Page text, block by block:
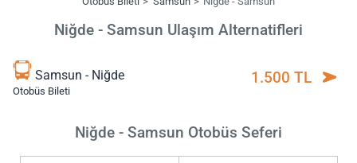
Niğde - Samsun Ulaşım Alternatifleri
Samsun - Niğde
Otobüs Bileti
1.500 TL
Niğde - Samsun Otobüs Seferi